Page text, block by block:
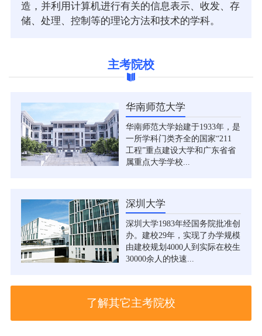
造，并利用计算机进行有关的信息表示、收发、存
储、处理、控制等的理论方法和技术的学科。
主考院校
华南师范大学
华南师范大学始建于1933年，是
一所学科门类齐全的国家“211
工程”重点建设大学和广东省省
属重点大学学校...
深圳大学
深圳大学1983年经国务院批准创
办。建校29年，实现了办学规模
由建校规划4000人到实际在校生
30000余人的快速...
了解其它主考院校